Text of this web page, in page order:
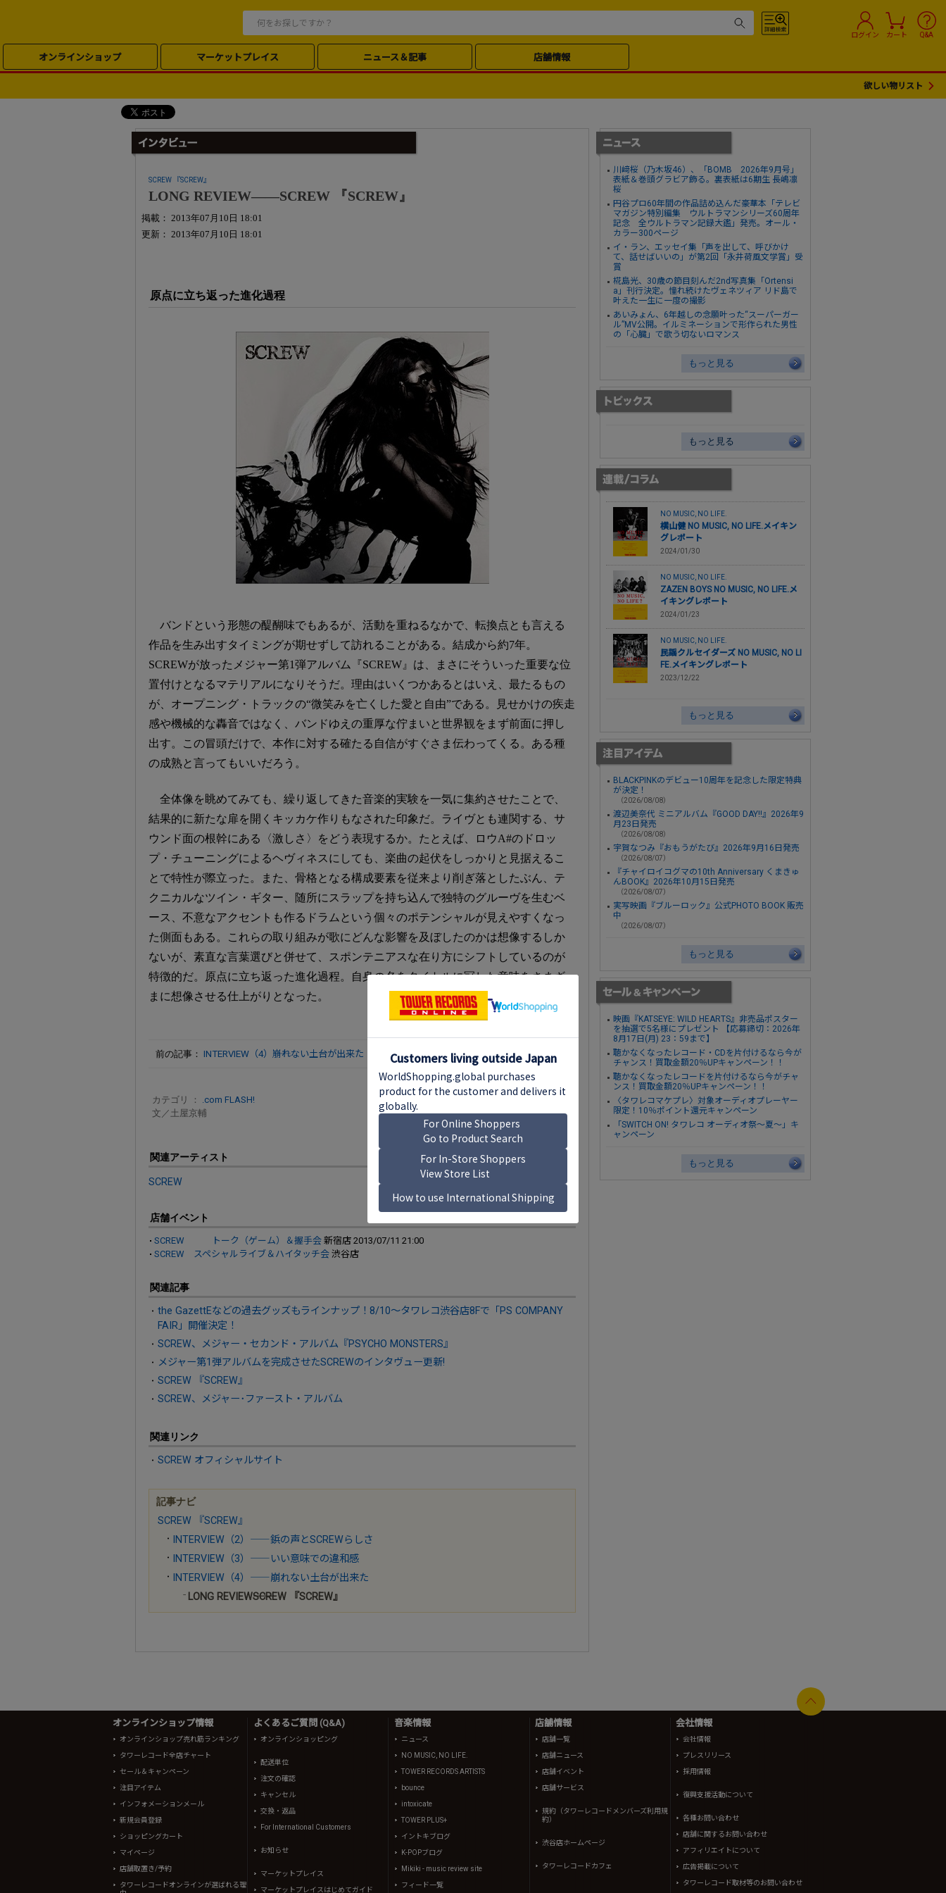
ログイン カート Q&A
オンラインショップ マーケットプレイス ニュース＆記事 店舗情報
欲しい物リスト
SCREW 『SCREW』
LONG REVIEW――SCREW 『SCREW』
掲載： 2013年07月10日 18:01
更新： 2013年07月10日 18:01
原点に立ち返った進化過程
バンドという形態の醍醐味でもあるが、活動を重ねるなかで、転換点とも言える
作品を生み出すタイミングが期せずして訪れることがある。結成から約7年。
SCREWが放ったメジャー第1弾アルバム『SCREW』は、まさにそういった重要な位
置付けとなるマテリアルになりそうだ。理由はいくつかあるとはいえ、最たるもの
が、オープニング・トラックの“微笑みを亡くした愛と自由”である。見せかけの疾走
感や機械的な轟音ではなく、バンドゆえの重厚な佇まいと世界観をまず前面に押し
出す。この冒頭だけで、本作に対する確たる自信がすぐさま伝わってくる。ある種
の成熟と言ってもいいだろう。
全体像を眺めてみても、繰り返してきた音楽的実験を一気に集約させたことで、
結果的に新たな扉を開くキッカケ作りもなされた印象だ。ライヴとも連関する、サ
ウンド面の根幹にある〈激しさ〉をどう表現するか。たとえば、ロウA#のドロッ
プ・チューニングによるヘヴィネスにしても、楽曲の起伏をしっかりと見据えるこ
とで特性が際立った。また、骨格となる構成要素を従来より削ぎ落としたぶん、テ
クニカルなツイン・ギター、随所にスラップを持ち込んで独特のグルーヴを生むベ
ース、不意なアクセントも作るドラムという個々のポテンシャルが見えやすくなっ
た側面もある。これらの取り組みが歌にどんな影響を及ぼしたのかは想像するしか
ないが、素直な言葉選びと併せて、スポンテニアスな在り方にシフトしているのが
特徴的だ。原点に立ち返った進化過程。自身の名をタイトルに冠した意味をさまざ
まに想像させる仕上がりとなった。
前の記事： INTERVIEW（4）――崩れない土台が出来た
カテゴリ ：
.com FLASH!
文／土屋京輔
関連アーティスト
SCREW
店舗イベント
SCREW トーク（ゲーム）＆握手会 新宿店 2013/07/11 21:00
SCREW スペシャルライブ＆ハイタッチ会 渋谷店
関連記事
the GazettEなどの過去グッズもラインナップ！8/10～タワレコ渋谷店8Fで「PS COMPANY
FAIR」開催決定！
SCREW、メジャー・セカンド・アルバム『PSYCHO MONSTERS』
メジャー第1弾アルバムを完成させたSCREWのインタヴュー更新!
SCREW 『SCREW』
SCREW、メジャー･ファースト・アルバム
関連リンク
SCREW オフィシャルサイト
記事ナビ
SCREW 『SCREW』
INTERVIEW（2）――鋲の声とSCREWらしさ
INTERVIEW（3）――いい意味での違和感
INTERVIEW（4）――崩れない土台が出来た
LONG REVIEW――SCREW 『SCREW』
川﨑桜（乃木坂46）、「BOMB 2026年9月号」
表紙＆巻頭グラビア飾る。裏表紙は6期生 長嶋凛
桜
円谷プロ60年間の作品詰め込んだ豪華本「テレビ
マガジン特別編集 ウルトラマンシリーズ60周年
記念 全ウルトラマン記録大鑑」発売。オール・
カラー300ページ
イ・ラン、エッセイ集「声を出して、呼びかけ
て、話せばいいの」が第2回「永井荷風文学賞」受
賞
椛島光、30歳の節目刻んだ2nd写真集「Ortensi
a」刊行決定。憧れ続けたヴェネツィア リド島で
叶えた一生に一度の撮影
あいみょん、6年越しの念願叶った“スーパーガー
ル”MV公開。イルミネーションで形作られた男性
の「心臓」で歌う切ないロマンス
もっと見る
もっと見る
NO MUSIC, NO LIFE.
横山健 NO MUSIC, NO LIFE.メイキン
グレポート
2024/01/30
NO MUSIC, NO LIFE.
ZAZEN BOYS NO MUSIC, NO LIFE.メ
イキングレポート
2024/01/23
NO MUSIC, NO LIFE.
民謡クルセイダーズ NO MUSIC, NO LI
FE.メイキングレポート
2023/12/22
もっと見る
BLACKPINKのデビュー10周年を記念した限定特典
が決定！
（2026/08/08）
渡辺美奈代 ミニアルバム『GOOD DAY!!』2026年9
月23日発売
（2026/08/08）
宇賀なつみ『おもうがたび』2026年9月16日発売
（2026/08/07）
『チャイロイコグマの10th Anniversary くまきゅ
んBOOK』2026年10月15日発売
（2026/08/07）
実写映画『ブルーロック』公式PHOTO BOOK 販売
中
（2026/08/07）
もっと見る
映画『KATSEYE: WILD HEARTS』非売品ポスター
を抽選で5名様にプレゼント 【応募締切：2026年
8月17日(月) 23：59まで】
聴かなくなったレコード・CDを片付けるなら今が
チャンス！買取金額20％UPキャンペーン！！
聴かなくなったレコードを片付けるなら今がチャ
ンス！買取金額20％UPキャンペーン！！
〈タワレコマケプレ〉対象オーディオプレーヤー
限定！10％ポイント還元キャンペーン
「SWITCH ON! タワレコ オーディオ祭～夏～」キ
ャンペーン
もっと見る
オンラインショップ情報
オンラインショップ売れ筋ランキング
タワーレコード全店チャート
セール＆キャンペーン
注目アイテム
インフォメーションメール
新規会員登録
ショッピングカート
マイページ
店舗取置き/予約
タワーレコードオンラインが選ばれる理
よくあるご質問 (Q&A)
オンラインショッピング
配送単位
注文の確認
キャンセル
交換・返品
For International Customers
お知らせ
マーケットプレイス
マーケットプレイスはじめてガイド
音楽情報
ニュース
NO MUSIC, NO LIFE.
TOWER RECORDS ARTISTS
bounce
intoxicate
TOWER PLUS+
イントキブログ
K-POPブログ
Mikiki - music review site
フィード一覧
店舗情報
店舗一覧
店舗ニュース
店舗イベント
店舗サービス
規約（タワーレコードメンバーズ利用規
約）
渋谷店ホームページ
タワーレコードカフェ
会社情報
会社情報
プレスリリース
採用情報
復興支援活動について
各種お問い合わせ
店舗に関するお問い合わせ
アフィリエイトについて
広告掲載について
タワーレコード取材等のお問い合わせ